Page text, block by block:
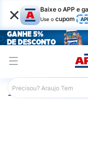
× Baixe o APP e
Use o cupom
Araujo Mercado